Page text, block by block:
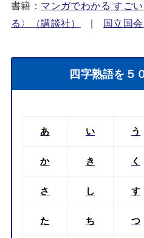
書籍： マンガでわかる すご
る〉（講談社）
| 国立国
四字熟語を５
あ い う
か き く
さ し す
た ち つ